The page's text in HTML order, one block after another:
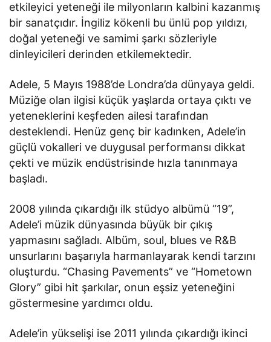
etkileyici yeteneği ile milyonların kalbini kazanmış
bir sanatçıdır. İngiliz kökenli bu ünlü pop yıldızı,
doğal yeteneği ve samimi şarkı sözleriyle
dinleyicileri derinden etkilemektedir.
Adele, 5 Mayıs 1988’de Londra’da dünyaya geldi.
Müziğe olan ilgisi küçük yaşlarda ortaya çıktı ve
yeteneklerini keşfeden ailesi tarafından
desteklendi. Henüz genç bir kadınken, Adele’in
güçlü vokalleri ve duygusal performansı dikkat
çekti ve müzik endüstrisinde hızla tanınmaya
başladı.
2008 yılında çıkardığı ilk stüdyo albümü “19”,
Adele’i müzik dünyasında büyük bir çıkış
yapmasını sağladı. Albüm, soul, blues ve R&B
unsurlarını başarıyla harmanlayarak kendi tarzını
oluşturdu. “Chasing Pavements” ve “Hometown
Glory” gibi hit şarkılar, onun eşsiz yeteneğini
göstermesine yardımcı oldu.
Adele’in yükselişi ise 2011 yılında çıkardığı ikinci